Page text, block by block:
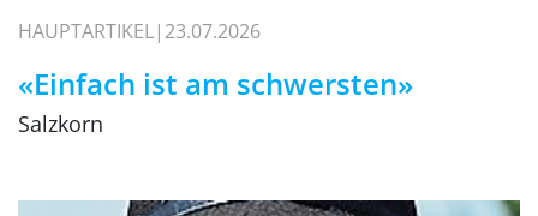
HAUPTARTIKEL 23.07.2026
«Einfach ist am schwersten»
Salzkorn